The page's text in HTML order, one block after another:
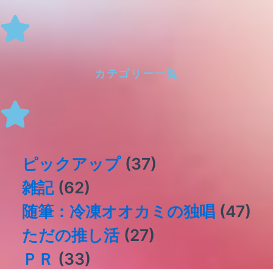
カテゴリー一覧
ピックアップ(37)
雑記(62)
随筆：冷凍オオカミの独唱 (47)
ただの推し活(27)
ＰＲ (33)